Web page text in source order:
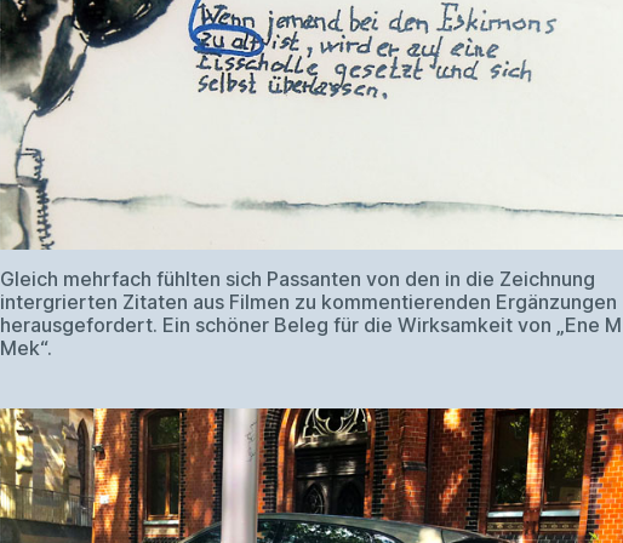
Gleich mehrfach fühlten sich Passanten von den in die Zeichnung
intergrierten Zitaten aus Filmen zu kommentierenden Ergänzungen
herausgefordert. Ein schöner Beleg für die Wirksamkeit von „Ene
Mek“.